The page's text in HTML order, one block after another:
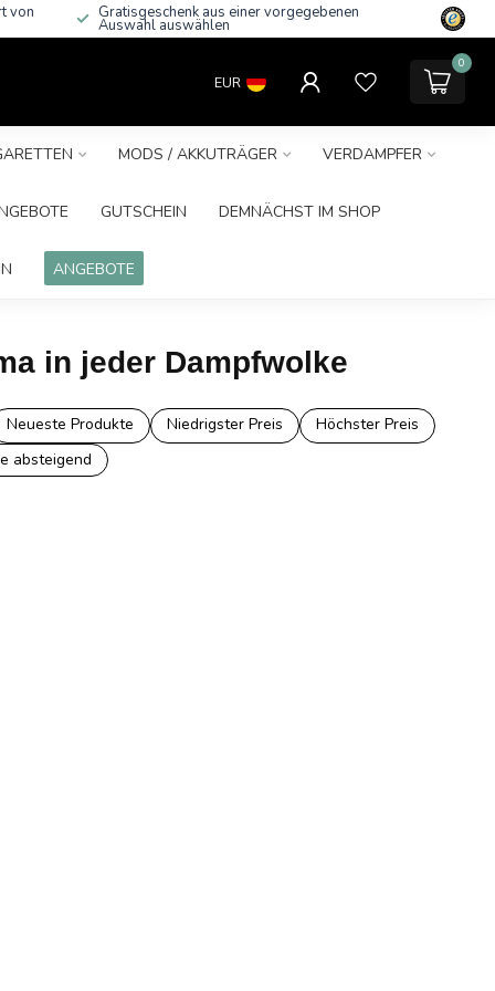
von Gratisgeschenk aus einer vorgegebenen
Auswahl auswählen
EUR
0
MODS / AKKUTRÄGER VERDAMPFER
GUTSCHEIN DEMNÄCHST IM SHOP
ANGEBOTE
in jeder Dampfwolke
Neueste Produkte Niedrigster Preis
Höchster Preis
absteigend